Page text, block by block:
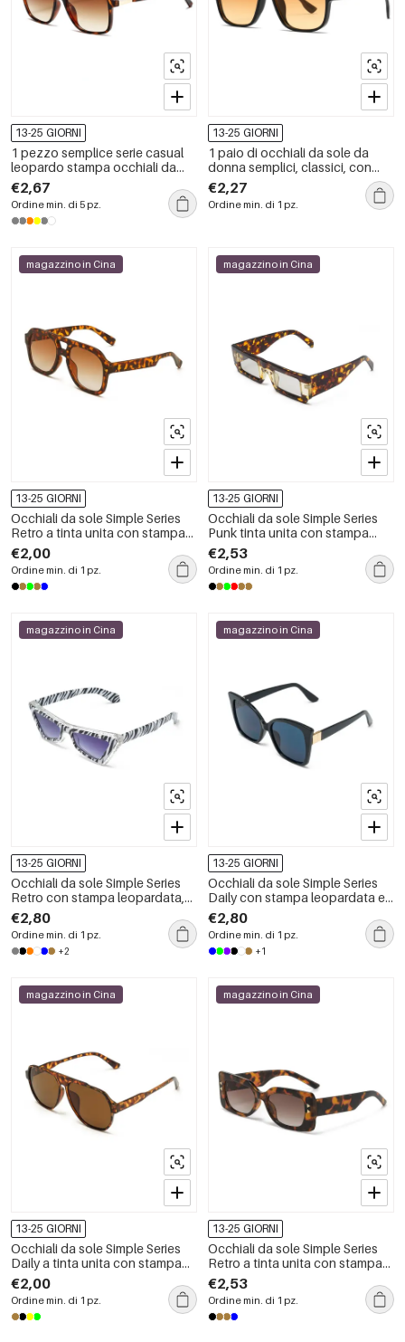
13-25 GIORNI
1 pezzo semplice serie casual
leopardo stampa occhiali da
sole in plastica da donna
€2,67
Ordine min. di 5 pz.
13-25 GIORNI
1 paio di occhiali da sole da
donna semplici, classici, con
stampa leopardata patchwork e
colori misti
€2,27
Ordine min. di 1 pz.
magazzino in Cina
13-25 GIORNI
Occhiali da sole Simple Series
Retro a tinta unita con stampa
leopardata
€2,00
Ordine min. di 1 pz.
magazzino in Cina
13-25 GIORNI
Occhiali da sole Simple Series
Punk tinta unita con stampa
leopardata e sfumature di
colore miste
€2,53
Ordine min. di 1 pz.
magazzino in Cina
13-25 GIORNI
Occhiali da sole Simple Series
Retro con stampa leopardata,
colori misti e sfumatura
animalier.
€2,80
Ordine min. di 1 pz.
+2
magazzino in Cina
13-25 GIORNI
Occhiali da sole Simple Series
Daily con stampa leopardata e
sfumature di colore miste.
€2,80
Ordine min. di 1 pz.
+1
magazzino in Cina
13-25 GIORNI
Occhiali da sole Simple Series
Daily a tinta unita con stampa
leopardata e sfumatura di
colore
€2,00
Ordine min. di 1 pz.
magazzino in Cina
13-25 GIORNI
Occhiali da sole Simple Series
Retro a tinta unita con stampa
leopardata
€2,53
Ordine min. di 1 pz.